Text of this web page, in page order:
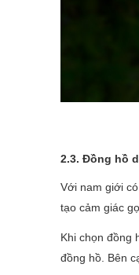
2.3. Đồng hồ
Với nam giới
tạo cảm giác
Khi chọn đồng
đồng hồ. Bên